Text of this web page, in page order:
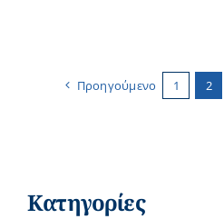
Προηγούμενο 1 2
Κατηγορίες